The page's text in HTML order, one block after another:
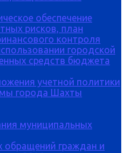
обеспечение
рисков, план
контроля
городской
средств бюджета
учетной политики
города Шахты
муниципальных
обращений граждан и